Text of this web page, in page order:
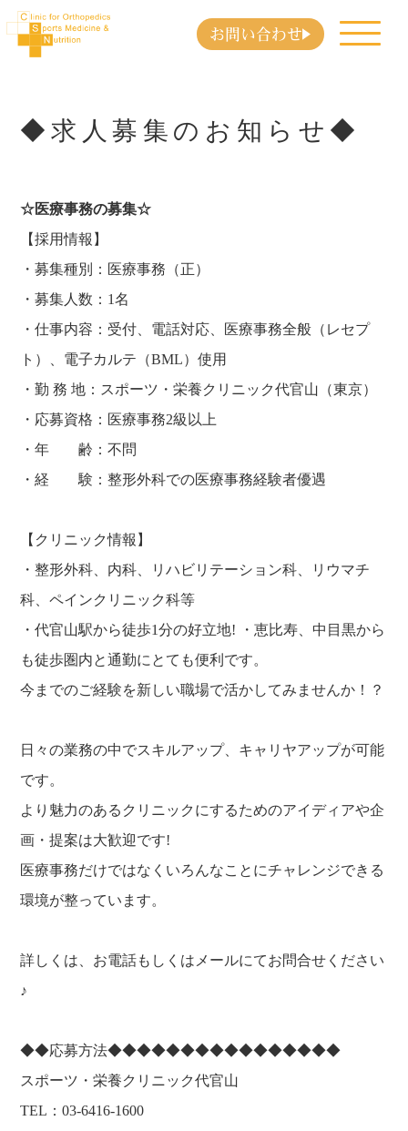
お問い合わせ
◆求人募集のお知らせ◆
☆医療事務の募集☆
【採用情報】
・募集種別：医療事務（正）
・募集人数：1名
・仕事内容：受付、電話対応、医療事務全般（レセプ
ト）、電子カルテ（BML）使用
・勤 務 地：スポーツ・栄養クリニック代官山（東京）
・応募資格：医療事務2級以上
・年 齢：不問
・経 験：整形外科での医療事務経験者優遇
【クリニック情報】
・整形外科、内科、リハビリテーション科、リウマチ
科、ペインクリニック科等
・代官山駅から徒歩1分の好立地! ・恵比寿、中目黒から
も徒歩圏内と通勤にとても便利です。
今までのご経験を新しい職場で活かしてみませんか！？
日々の業務の中でスキルアップ、キャリヤアップが可能
です。
より魅力のあるクリニックにするためのアイディアや企
画・提案は大歓迎です!
医療事務だけではなくいろんなことにチャレンジできる
環境が整っています。
詳しくは、お電話もしくはメールにてお問合せください
♪
◆◆応募方法◆◆◆◆◆◆◆◆◆◆◆◆◆◆◆◆
スポーツ・栄養クリニック代官山
TEL：03-6416-1600